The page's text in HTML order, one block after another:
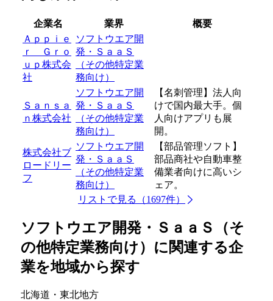
企業名 業界
概要
Ａｐｐｉｅ
ｒ Ｇｒｏ
ｕｐ株式会
社
ソフトウエア開
発・ＳａａＳ
（その他特定業
務向け）
Ｓａｎｓａ
ｎ株式会社
ソフトウエア開
発・ＳａａＳ
（その他特定業
務向け）
【名刺管理】法人向
けで国内最大手。個
人向けアプリも展
開。
株式会社ブ
ロードリー
フ
ソフトウエア開
発・ＳａａＳ
（その他特定業
務向け）
【部品管理ソフト】
部品商社や自動車整
備業者向けに高いシ
ェア。
リストで見る（1697件）
ソフトウエア開発・ＳａａＳ（そ
の他特定業務向け）に関連する企
業を地域から探す
北海道・東北地方